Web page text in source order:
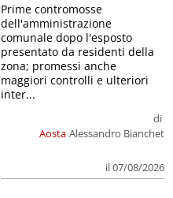
Aosta
di
Alessandro Bianchet
il 07/08/2026
Prime contromosse
dell'amministrazione
comunale dopo l'esposto
presentato da residenti della
zona; promessi anche
maggiori controlli e ulteriori
inter...